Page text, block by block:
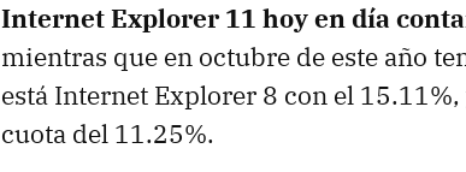
Internet Explorer 11 hoy en día
mientras que en octubre de este año
está Internet Explorer 8 con el
cuota del 11.25%.